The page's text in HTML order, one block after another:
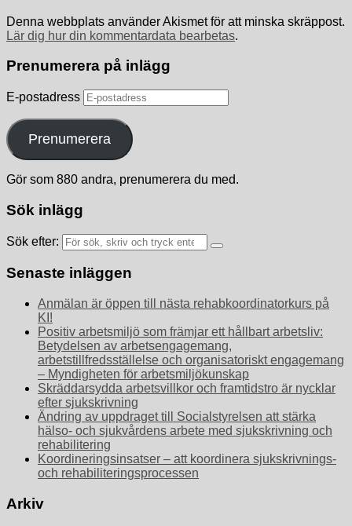
Denna webbplats använder Akismet för att minska skräppost.
Lär dig hur din kommentardata bearbetas.
Prenumerera på inlägg
E-postadress
Prenumerera
Gör som 880 andra, prenumerera du med.
Sök inlägg
Sök efter:
Senaste inläggen
Anmälan är öppen till nästa rehabkoordinatorkurs på
KI!
Positiv arbetsmiljö som främjar ett hållbart arbetsliv:
Betydelsen av arbetsengagemang,
arbetstillfredsställelse och organisatoriskt engagemang
– Myndigheten för arbetsmiljökunskap
Skräddarsydda arbetsvillkor och framtidstro är nycklar
efter sjukskrivning
Ändring av uppdraget till Socialstyrelsen att stärka
hälso- och sjukvårdens arbete med sjukskrivning och
rehabilitering
Koordineringsinsatser – att koordinera sjukskrivnings-
och rehabiliteringsprocessen
Arkiv